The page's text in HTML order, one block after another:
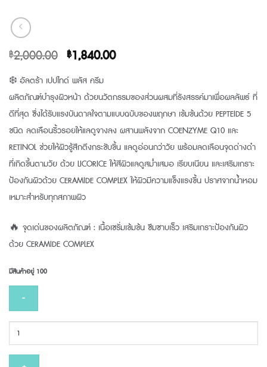
฿2,000.00 Original
was:
฿2,000.00.
฿1,840.00Current
฿1,840.00.
❄️ อัลตร้า เปปไทด์ พลัส ครีม
ผลิตภัณฑ์บำรุงผิวหน้า ด้วยนวัตกรรมของส่วนผสมที่รังสรรค์มาเพื่อผลลัพธ์ ที่
ดีที่สุด ซึ่งได้รับแรงบันดาลใจตามแบบฉบับของพฤกษา เข้มข้นด้วย PEPTEIDE 5
ชนิด ลดเลือนริ้วรอยให้แลดูจางลง ผสานพลังจาก COENZYME Q10 และ
RETINOL ช่วยให้ผิวรู้สึกตึงกระชับขึ้น แลดูอ่อนกว่าวัย พร้อมลดเลือนจุดด่างดำ
ที่เกิดขึ้นตามวัย ด้วย LICORICE ให้สีผิวแลดูสม่ำเสมอ เรียบเนียน และเสริมเกราะ
ป้องกันผิวด้วย CERAMIDE COMPLEX ให้ผิวมีความแข็งแรงขึ้น ปราศจากน้ำหอม
เหมาะสำหรับทุกสภาพผิว
🔥 จุดเด่นของผลิตภัณฑ์ : เนื้อเซรั่มเข้มข้น ซึมซาบเร็ว เสริมเกราะป้องกันผิว
ด้วย CERAMIDE COMPLEX
มีสินค้าอยู่ 100
PRUKSA
ULTRA